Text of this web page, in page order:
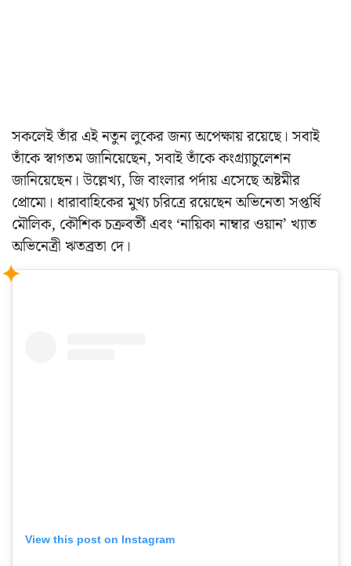
সকলেই তাঁর এই নতুন লুকের জন্য অপেক্ষায় রয়েছে।সবাই
তাঁকে স্বাগতম জানিয়েছেন, সবাই তাঁকে কংগ্র্যাচুলেশন
জানিয়েছেন।উল্লেখ্য, জি বাংলার পর্দায় এসেছে অষ্টমীর
প্রোমো। ধারাবাহিকের মুখ্য চরিত্রে রয়েছেন অভিনেতা সপ্তর্ষি
মৌলিক, কৌশিক চক্রবর্তী এবং ‘নায়িকা নাম্বার ওয়ান’ খ্যাত
অভিনেত্রী ঋতব্রতা দে।
View this post on Instagram